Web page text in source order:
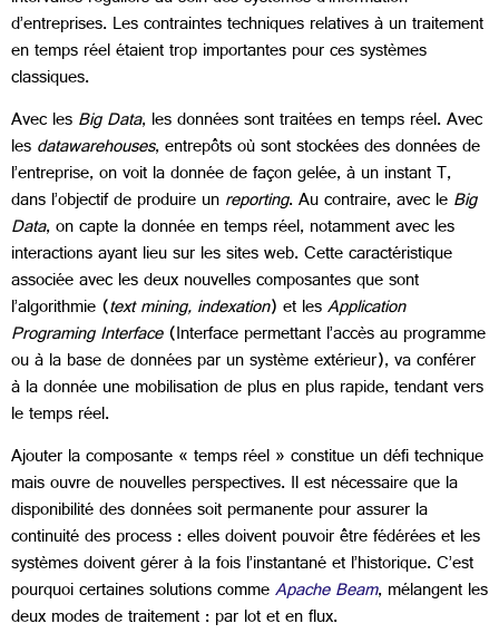
d’entreprises. Les contraintes techniques relatives à un traitement
en temps réel étaient trop importantes pour ces systèmes
classiques.
Avec lesBig Data, les données sont traitées en temps réel. Avec
lesdatawarehouses, entrepôts où sont stockées des données de
l’entreprise, on voit la donnée de façon gelée, à un instant T,
dans l’objectif de produire unreporting. Au contraire, avec leBig
Data, on capte la donnée en temps réel, notamment avec les
interactions ayant lieu sur les sites web. Cette caractéristique
associée avec les deux nouvelles composantes que sont
l’algorithmie (text mining, indexation) et lesApplication
Programing Interface(Interface permettant l’accès au programme
ou à la base de données par un système extérieur), va conférer
à la donnée une mobilisation de plus en plus rapide, tendant vers
le temps réel.
Ajouter la composante « temps réel » constitue un défi technique
mais ouvre de nouvelles perspectives. Il est nécessaire que la
disponibilité des données soit permanente pour assurer la
continuité des process : elles doivent pouvoir être fédérées et les
systèmes doivent gérer à la fois l’instantané et l’historique. C’est
pourquoi certaines solutions commeApache Beam, mélangent les
deux modes de traitement : par lot et en flux.